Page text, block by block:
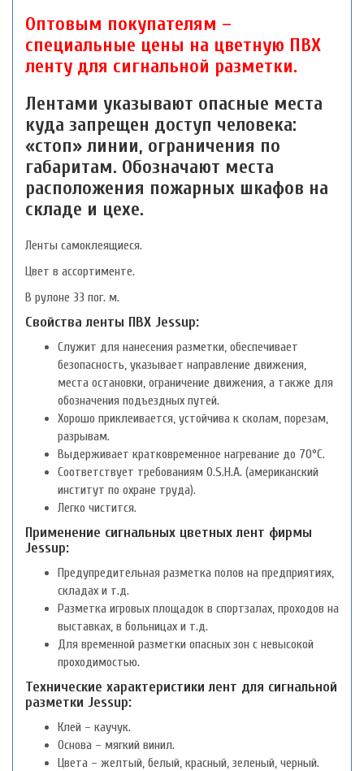
Оптовым покупателям –
специальные цены на цветную ПВХ
ленту для сигнальной разметки.
Лентами указывают опасные места
куда запрещен доступ человека:
«стоп» линии, ограничения по
габаритам. Обозначают места
расположения пожарных шкафов на
складе и цехе.
Ленты самоклеящиеся.
Цвет в ассортименте.
В рулоне 33 пог. м.
Свойства ленты ПВХ Jessup:
Служит для нанесения разметки, обеспечивает
безопасность, указывает направление движения,
места остановки, ограничение движения, а также для
обозначения подъездных путей.
Хорошо приклеивается, устойчива к сколам, порезам,
разрывам.
Выдерживает кратковременное нагревание до 70°С.
Соответствует требованиям O.S.H.A. (американский
институт по охране труда).
Легко чистится.
Применение сигнальных цветных лент фирмы
Jessup:
Предупредительная разметка полов на предприятиях,
складах и т.д.
Разметка игровых площадок в спортзалах, проходов на
выставках, в больницах и т.д.
Для временной разметки опасных зон с невысокой
проходимостью.
Технические характеристики лент для сигнальной
разметки Jessup:
Клей – каучук.
Основа – мягкий винил.
Цвета – желтый, белый, красный, зеленый, черный.